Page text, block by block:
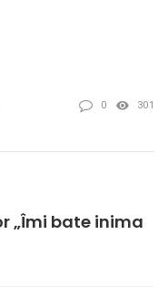
0 301
„Îmi bate inima